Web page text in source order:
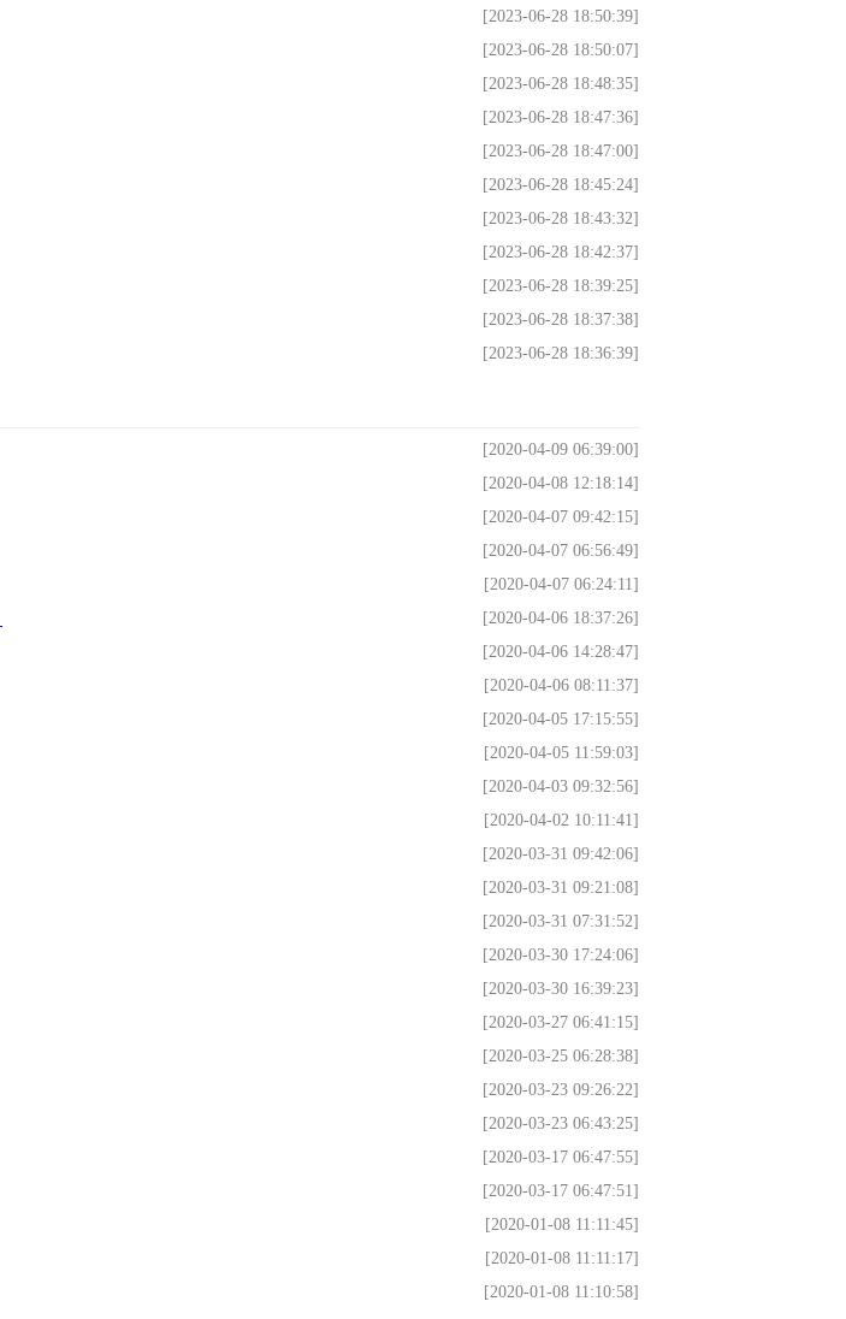
[2023-06-28 18:50:39]
[2023-06-28 18:50:07]
[2023-06-28 18:48:35]
[2023-06-28 18:47:36]
[2023-06-28 18:47:00]
[2023-06-28 18:45:24]
[2023-06-28 18:43:32]
[2023-06-28 18:42:37]
[2023-06-28 18:39:25]
[2023-06-28 18:37:38]
[2023-06-28 18:36:39]
[2020-04-09 06:39:00]
[2020-04-08 12:18:14]
[2020-04-07 09:42:15]
[2020-04-07 06:56:49]
[2020-04-07 06:24:11]
[2020-04-06 18:37:26]
[2020-04-06 14:28:47]
[2020-04-06 08:11:37]
[2020-04-05 17:15:55]
[2020-04-05 11:59:03]
[2020-04-03 09:32:56]
[2020-04-02 10:11:41]
[2020-03-31 09:42:06]
[2020-03-31 09:21:08]
[2020-03-31 07:31:52]
[2020-03-30 17:24:06]
[2020-03-30 16:39:23]
[2020-03-27 06:41:15]
[2020-03-25 06:28:38]
[2020-03-23 09:26:22]
[2020-03-23 06:43:25]
[2020-03-17 06:47:55]
[2020-03-17 06:47:51]
[2020-01-08 11:11:45]
[2020-01-08 11:11:17]
[2020-01-08 11:10:58]